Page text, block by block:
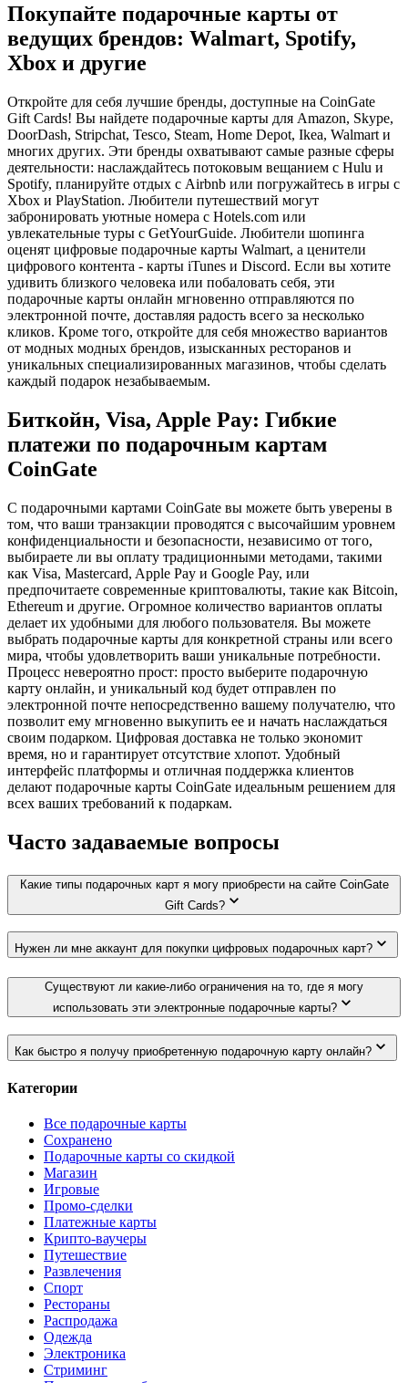
Покупайте подарочные карты от
ведущих брендов: Walmart, Spotify,
Xbox и другие
Откройте для себя лучшие бренды, доступные на CoinGate
Gift Cards! Вы найдете подарочные карты для Amazon, Skype,
DoorDash, Stripchat, Tesco, Steam, Home Depot, Ikea, Walmart и
многих других. Эти бренды охватывают самые разные сферы
деятельности: наслаждайтесь потоковым вещанием с Hulu и
Spotify, планируйте отдых с Airbnb или погружайтесь в игры с
Xbox и PlayStation. Любители путешествий могут
забронировать уютные номера с Hotels.com или
увлекательные туры с GetYourGuide. Любители шопинга
оценят цифровые подарочные карты Walmart, а ценители
цифрового контента - карты iTunes и Discord. Если вы хотите
удивить близкого человека или побаловать себя, эти
подарочные карты онлайн мгновенно отправляются по
электронной почте, доставляя радость всего за несколько
кликов. Кроме того, откройте для себя множество вариантов
от модных модных брендов, изысканных ресторанов и
уникальных специализированных магазинов, чтобы сделать
каждый подарок незабываемым.
Биткойн, Visa, Apple Pay: Гибкие
платежи по подарочным картам
CoinGate
С подарочными картами CoinGate вы можете быть уверены в
том, что ваши транзакции проводятся с высочайшим уровнем
конфиденциальности и безопасности, независимо от того,
выбираете ли вы оплату традиционными методами, такими
как Visa, Mastercard, Apple Pay и Google Pay, или
предпочитаете современные криптовалюты, такие как Bitcoin,
Ethereum и другие. Огромное количество вариантов оплаты
делает их удобными для любого пользователя. Вы можете
выбрать подарочные карты для конкретной страны или всего
мира, чтобы удовлетворить ваши уникальные потребности.
Процесс невероятно прост: просто выберите подарочную
карту онлайн, и уникальный код будет отправлен по
электронной почте непосредственно вашему получателю, что
позволит ему мгновенно выкупить ее и начать наслаждаться
своим подарком. Цифровая доставка не только экономит
время, но и гарантирует отсутствие хлопот. Удобный
интерфейс платформы и отличная поддержка клиентов
делают подарочные карты CoinGate идеальным решением для
всех ваших требований к подаркам.
Часто задаваемые вопросы
Какие типы подарочных карт я могу приобрести на сайте CoinGate
Gift Cards?
Нужен ли мне аккаунт для покупки цифровых подарочных карт?
Существуют ли какие-либо ограничения на то, где я могу
использовать эти электронные подарочные карты?
Как быстро я получу приобретенную подарочную карту онлайн?
Категории
Все подарочные карты
Сохранено
Подарочные карты со скидкой
Магазин
Игровые
Промо-сделки
Платежные карты
Крипто-ваучеры
Путешествие
Развлечения
Спорт
Рестораны
Распродажа
Одежда
Электроника
Стриминг